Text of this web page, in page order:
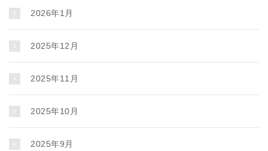
2026年1月
2025年12月
2025年11月
2025年10月
2025年9月